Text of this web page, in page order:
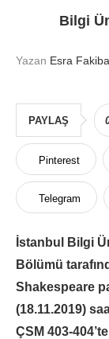
Bilgi
Yazan Esra
PAYLAŞ
Pinterest
Telegram
İstanbul Bilgi
Bölümü
Shakespeare
(18.11.2019)
ÇSM 403-